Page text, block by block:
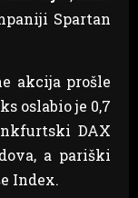
Spartan
akcija prošle
oslabio je 0,7
DAX
a pariški
Index.